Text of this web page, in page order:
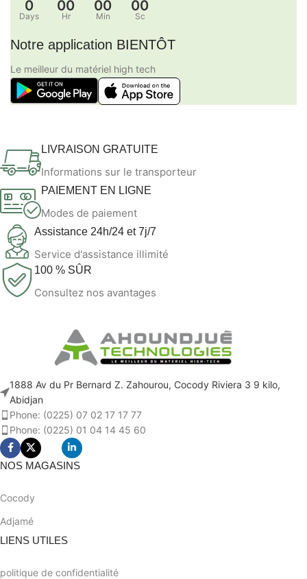
0
Days
00
Hr
00
Min
00
Sc
Notre application BIENTÔT
Le meilleur du matériel high tech
LIVRAISON GRATUITE
Informations sur le transporteur
PAIEMENT EN LIGNE
Modes de paiement
Assistance 24h/24 et 7j/7
Service d'assistance illimité
100 % SÛR
Consultez nos avantages
1888 Av du Pr Bernard Z. Zahourou, Cocody Riviera 3 9 kilo,
Abidjan
Phone: (0225) 07 02 17 17 77
Phone: (0225) 01 04 14 45 60
NOS MAGASINS
Cocody
Adjamé
LIENS UTILES
politique de confidentialité